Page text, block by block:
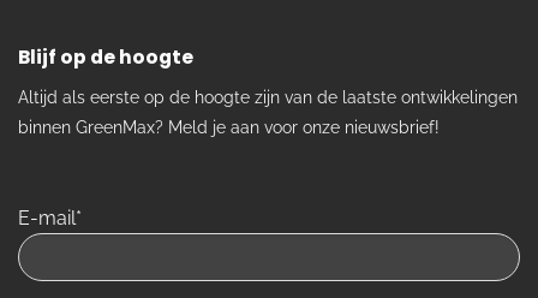
Blijf op de hoogte
Altijd als eerste op de hoogte zijn van de laatste ontwikkelingen
binnen GreenMax? Meld je aan voor onze nieuwsbrief!
E-mail*